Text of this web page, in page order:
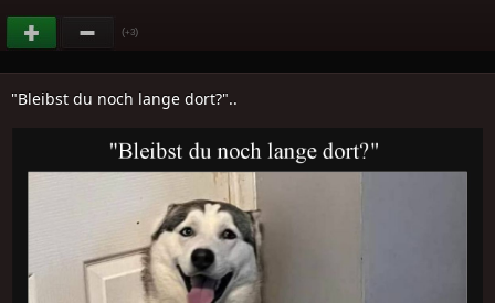
(+3)
"Bleibst du noch lange dort?"..